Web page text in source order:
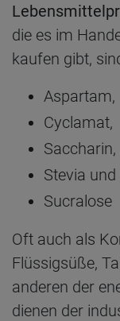
die es im
kaufen gibt,
Aspartam,
Cyclamat,
Saccharin,
Stevia und
Sucralose
Oft auch als
Flüssigsüße,
anderen der
dienen der